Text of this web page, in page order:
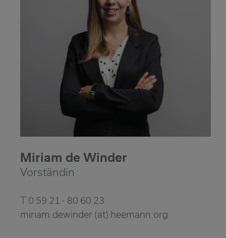
Miriam de Winder
Vorständin
T 0 59 21 - 80 60 23
miriam.dewinder (at) heemann.org